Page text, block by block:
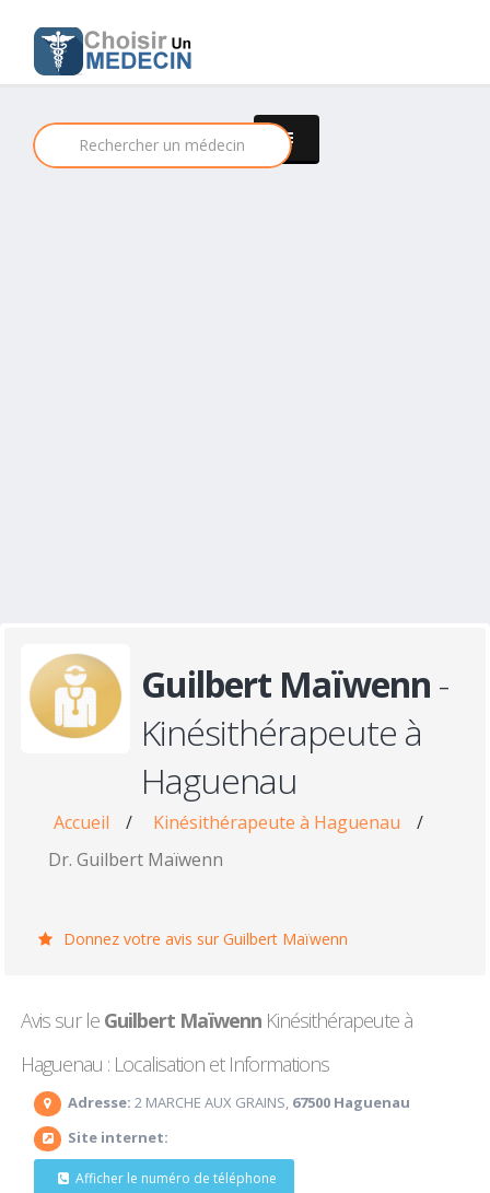
Guilbert Maïwenn -
Kinésithérapeute à
Haguenau
Accueil / Kinésithérapeute à Haguenau
/
Dr. Guilbert Maïwenn
Donnez votre avis sur Guilbert Maïwenn
Avis sur le Guilbert Maïwenn Kinésithérapeute à
Haguenau : Localisation et Informations
Adresse: 2 MARCHE AUX GRAINS, 67500 Haguenau
Site internet:
Afficher le numéro de téléphone